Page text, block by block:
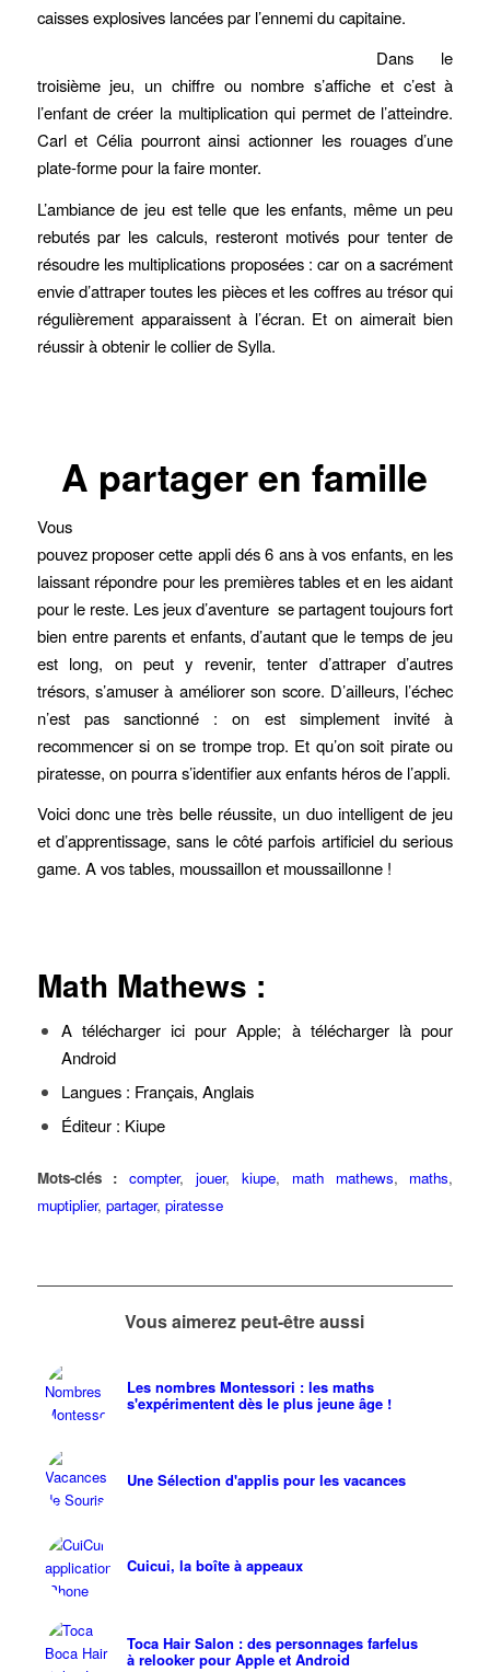
caisses explosives lancées par l’ennemi du capitaine.
Dans le
troisième jeu, un chiffre ou nombre s’affiche et c’est à
l’enfant de créer la multiplication qui permet de l’atteindre.
Carl et Célia pourront ainsi actionner les rouages d’une
plate-forme pour la faire monter.
L’ambiance de jeu est telle que les enfants, même un peu
rebutés par les calculs, resteront motivés pour tenter de
résoudre les multiplications proposées : car on a sacrément
envie d’attraper toutes les pièces et les coffres au trésor qui
régulièrement apparaissent à l’écran. Et on aimerait bien
réussir à obtenir le collier de Sylla.
A partager en famille
Vous
pouvez proposer cette appli dés 6 ans à vos enfants, en les
laissant répondre pour les premières tables et en les aidant
pour le reste. Les jeux d’aventure se partagent toujours fort
bien entre parents et enfants, d’autant que le temps de jeu
est long, on peut y revenir, tenter d’attraper d’autres
trésors, s’amuser à améliorer son score. D’ailleurs, l’échec
n’est pas sanctionné : on est simplement invité à
recommencer si on se trompe trop. Et qu’on soit pirate ou
piratesse, on pourra s’identifier aux enfants héros de l’appli.
Voici donc une très belle réussite, un duo intelligent de jeu
et d’apprentissage, sans le côté parfois artificiel du serious
game. A vos tables, moussaillon et moussaillonne !
Math Mathews :
A télécharger ici pour Apple; à télécharger là pour
Android
Langues : Français, Anglais
Éditeur : Kiupe
Mots-clés : compter,jouer, kiupe, math mathews, maths,
muptiplier, partager, piratesse
Vous aimerez peut-être aussi
Les nombres Montessori : les maths
s'expérimentent dès le plus jeune âge !
Une Sélection d'applis pour les vacances
Cuicui, la boîte à appeaux
Toca Hair Salon : des personnages farfelus
à relooker pour Apple et Android